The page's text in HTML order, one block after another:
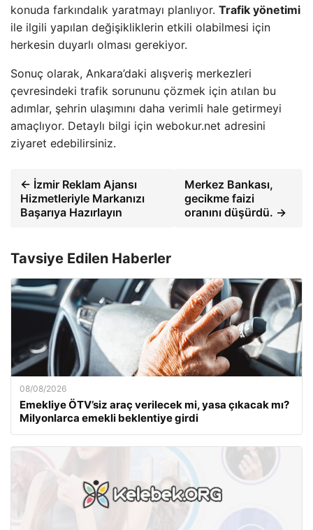
konuda farkındalık yaratmayı planlıyor. Trafik yönetimi
ile ilgili yapılan değişikliklerin etkili olabilmesi için
herkesin duyarlı olması gerekiyor.
Sonuç olarak, Ankara’daki alışveriş merkezleri
çevresindeki trafik sorununu çözmek için atılan bu
adımlar, şehrin ulaşımını daha verimli hale getirmeyi
amaçlıyor. Detaylı bilgi için webokur.net adresini
ziyaret edebilirsiniz.
← İzmir Reklam Ajansı
Hizmetleriyle Markanızı
Başarıya Hazırlayın
Merkez Bankası,
gecikme faizi
oranını düşürdü. →
Tavsiye Edilen Haberler
08/08/2026
Emekliye ÖTV’siz araç verilecek mi, yasa çıkacak mı?
Milyonlarca emekli beklentiye girdi